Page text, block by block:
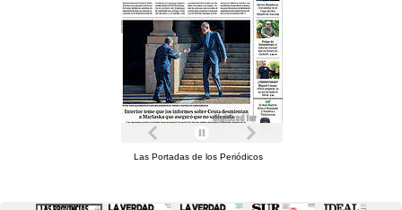
Las Portadas de los Periódicos